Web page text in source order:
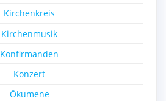
Kirchenkreis
Kirchenmusik
Konfirmanden
Konzert
Ökumene